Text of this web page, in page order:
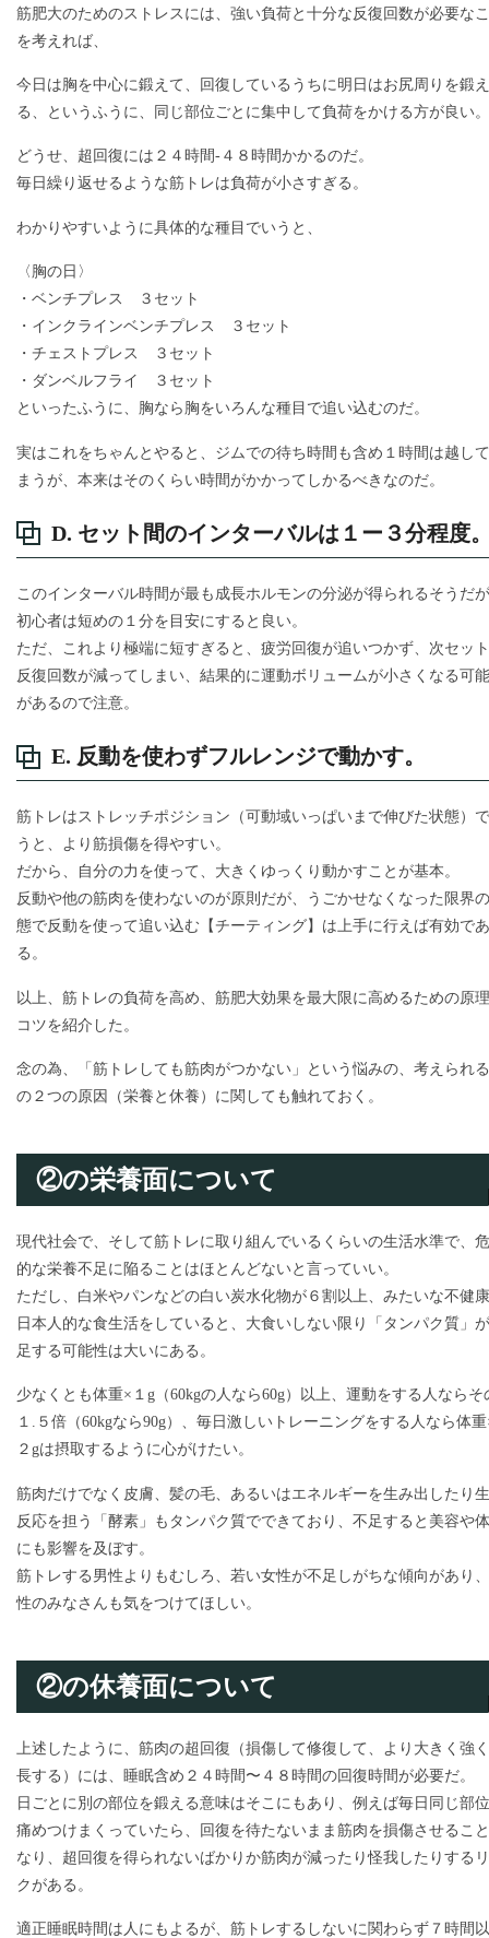
筋肥大のためのストレスには、強い負荷と十分な反復回数が必要な
を考えれば、
今日は胸を中心に鍛えて、回復しているうちに明日はお尻周りを鍛え
る、というふうに、同じ部位ごとに集中して負荷をかける方が良い。
どうせ、超回復には２４時間-４８時間かかるのだ。
毎日繰り返せるような筋トレは負荷が小さすぎる。
わかりやすいように具体的な種目でいうと、
〈胸の日〉
・ベンチプレス ３セット
・インクラインベンチプレス ３セット
・チェストプレス ３セット
・ダンベルフライ ３セット
といったふうに、胸なら胸をいろんな種目で追い込むのだ。
実はこれをちゃんとやると、ジムでの待ち時間も含め１時間は越し
まうが、本来はそのくらい時間がかかってしかるべきなのだ。
D. セット間のインターバルは１ー３分程度
このインターバル時間が最も成長ホルモンの分泌が得られるそうだ
初心者は短めの１分を目安にすると良い。
ただ、これより極端に短すぎると、疲労回復が追いつかず、次セッ
反復回数が減ってしまい、結果的に運動ボリュームが小さくなる可
があるので注意。
E. 反動を使わずフルレンジで動かす。
筋トレはストレッチポジション（可動域いっぱいまで伸びた状態）
うと、より筋損傷を得やすい。
だから、自分の力を使って、大きくゆっくり動かすことが基本。
反動や他の筋肉を使わないのが原則だが、うごかせなくなった限界
態で反動を使って追い込む【チーティング】は上手に行えば有効であ
る。
以上、筋トレの負荷を高め、筋肥大効果を最大限に高めるための原
コツを紹介した。
念の為、「筋トレしても筋肉がつかない」という悩みの、考えられ
の２つの原因（栄養と休養）に関しても触れておく。
②の栄養面について
現代社会で、そして筋トレに取り組んでいるくらいの生活水準で、
的な栄養不足に陥ることはほとんどないと言っていい。
ただし、白米やパンなどの白い炭水化物が６割以上、みたいな不健
日本人的な食生活をしていると、大食いしない限り「タンパク質」
足する可能性は大いにある。
少なくとも体重×１g（60kgの人なら60g）以上、運動をする人ならそ
１.５倍（60kgなら90g）、毎日激しいトレーニングをする人なら体
２gは摂取するように心がけたい。
筋肉だけでなく皮膚、髪の毛、あるいはエネルギーを生み出したり
反応を担う「酵素」もタンパク質でできており、不足すると美容や
にも影響を及ぼす。
筋トレする男性よりもむしろ、若い女性が不足しがちな傾向があり
性のみなさんも気をつけてほしい。
②の休養面について
上述したように、筋肉の超回復（損傷して修復して、より大きく強
長する）には、睡眠含め２４時間〜４８時間の回復時間が必要だ。
日ごとに別の部位を鍛える意味はそこにもあり、例えば毎日同じ部
痛めつけまくっていたら、回復を待たないまま筋肉を損傷させるこ
なり、超回復を得られないばかりか筋肉が減ったり怪我したりする
クがある。
適正睡眠時間は人にもよるが、筋トレするしないに関わらず７時間